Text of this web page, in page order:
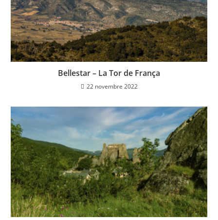
Bellestar – La Tor de França
22 novembre 2022